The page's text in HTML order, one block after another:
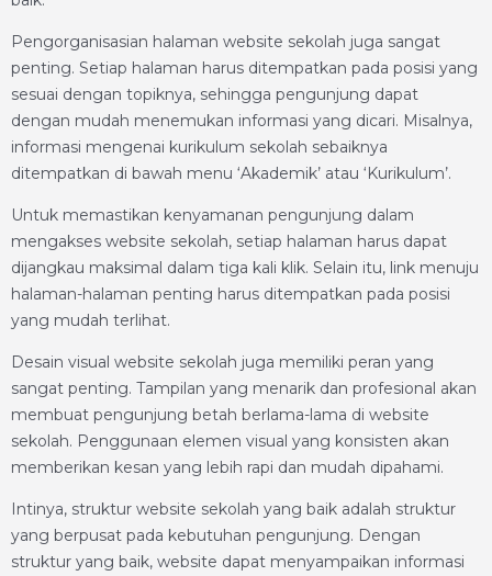
Pengorganisasian halaman website sekolah juga sangat
penting. Setiap halaman harus ditempatkan pada posisi yang
sesuai dengan topiknya, sehingga pengunjung dapat
dengan mudah menemukan informasi yang dicari. Misalnya,
informasi mengenai kurikulum sekolah sebaiknya
ditempatkan di bawah menu ‘Akademik’ atau ‘Kurikulum’.
Untuk memastikan kenyamanan pengunjung dalam
mengakses website sekolah, setiap halaman harus dapat
dijangkau maksimal dalam tiga kali klik. Selain itu, link menuju
halaman-halaman penting harus ditempatkan pada posisi
yang mudah terlihat.
Desain visual website sekolah juga memiliki peran yang
sangat penting. Tampilan yang menarik dan profesional akan
membuat pengunjung betah berlama-lama di website
sekolah. Penggunaan elemen visual yang konsisten akan
memberikan kesan yang lebih rapi dan mudah dipahami.
Intinya, struktur website sekolah yang baik adalah struktur
yang berpusat pada kebutuhan pengunjung. Dengan
struktur yang baik, website dapat menyampaikan informasi